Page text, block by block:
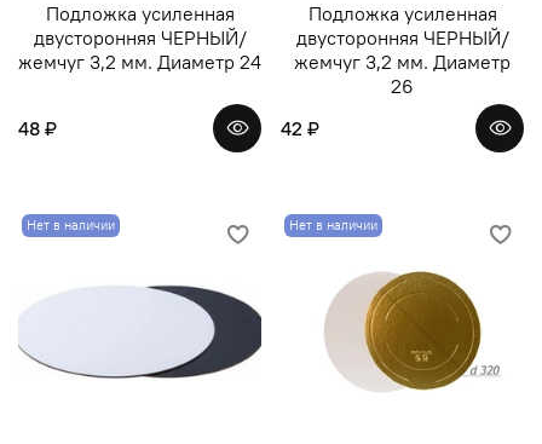
Подложка усиленная
двусторонняя ЧЕРНЫЙ/
жемчуг 3,2 мм. Диаметр 24
48 ₽
Подложка усиленная
двусторонняя ЧЕРНЫЙ/
жемчуг 3,2 мм. Диаметр
26
42 ₽
Нет в наличии Нет в наличии